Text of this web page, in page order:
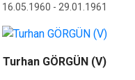
16.05.1960 - 29.01.1961
Turhan GÖRGÜN (V)